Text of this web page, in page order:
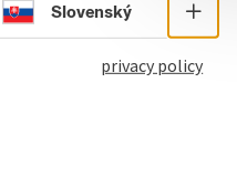
Slovenský
privacy policy